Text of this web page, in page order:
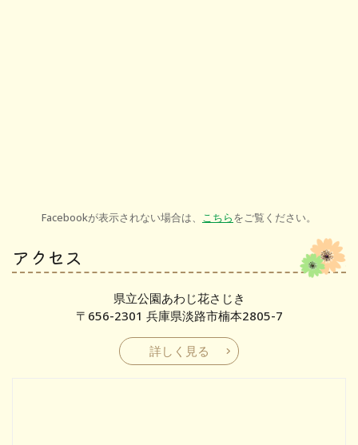
Facebookが表示されない場合は、 こちらをご覧ください。
アクセス
県立公園あわじ花さじき
〒656-2301 兵庫県淡路市楠本2805-7
詳しく見る